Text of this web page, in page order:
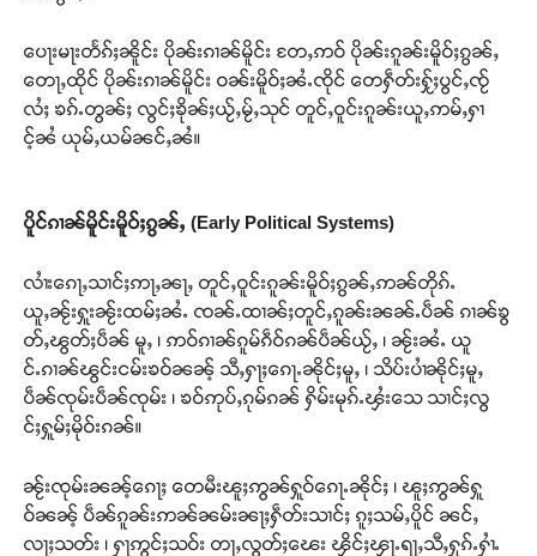
ပေႃးမႃးတႅၵ်ႈၼိူင်း ပိုၼ်းၵၢၼ်မိူင်း တႄႇဢဝ် ပိုၼ်းၵူၼ်းမိူဝ်ႈၵွၼ်ႇ
တေႃႇထိုင် ပိုၼ်းၵၢၼ်မိူင်း ဝၼ်းမိူဝ်ႈၼႆႉၸိုင် တေႁဵတ်းႁႂ်ႈပွင်ႇၸႂ်
လႆႈ ၶၵ်ႉတွၼ်ႈ လွင်ႈၶိုၼ်ႈယႂ်ႇမႂ်ႇသုင် တူင်ႇဝူင်းၵူၼ်းယူႇဢမ်ႇႁၢ
င့်ၼႆ ယုမ်ႇယမ်ၼင်ႇၼႆ။
ပိူင်ၵၢၼ်မိူင်းမိူဝ်ႈၵွၼ်ႇ (Early Political Systems)
လၢႆးၵေႃႇသၢင်ႈဢႃႇၼႃႇ တူင်ႇဝူင်းၵူၼ်းမိူဝ်ႈၵွၼ်ႇဢၼ်တိုၵ်ႉ
ယူႇၼႂ်းႁူးၼႂ်းထမ်ႈၼႆႉ ၸၼ်ႉထၢၼ်ႈတူင်ႇၵူၼ်းၼၼ်ႉပဵၼ် ၵၢၼ်ၶွ
တ်ႇၽွတ်ႈပဵၼ် မူႇ ၊ ဢဝ်ၵၢၼ်ၵူမ်ၵဵဝ်ၵၼ်ပဵၼ်ယႂ်ႇ ၊ ၼႂ်းၼႆႉ ယူ
င်ႉၵၢၼ်ၽွင်းငမ်းၶဝ်ၼၼ့် သီႇႁႃႈၵေႃႉၼိုင်ႈမူႇ ၊ သိပ်းပၢႆၼိုင်ႈမူႇ
ပဵၼ်ၸုမ်းပဵၼ်ၸုမ်း ၊ ၶဝ်ဢုပ်ႇၵုမ်ၵၼ် ႁိမ်းမုၵ်ႉၾႆးသေ သၢင်ႈလွ
င်ႈႁူမ်ႈမိုဝ်းၵၼ်။
ၼႂ်းၸုမ်းၼၼ့်ၵေႃႈ တေမီးၽူႈဢွၼ်ႁူဝ်ၵေႃႉၼိုင်ႈ ၊ ၽူႈဢွၼ်ႁူ
ဝ်ၼၼ့် ပဵၼ်ၵူၼ်းဢၼ်ၼမ်းၼႃႈႁဵတ်းသၢင်ႈ ၵူႈသမ်ႇပိူင် ၼင်ႇ
လႃႈသတ်း ၊ ႁႃဢွင်ႈသဝ်း တႃႇလွတ်ႈၽေး ၾိင်ႈၾႃႉရႃႇသီႇႁုၵ်ႉႁၢႆႉ